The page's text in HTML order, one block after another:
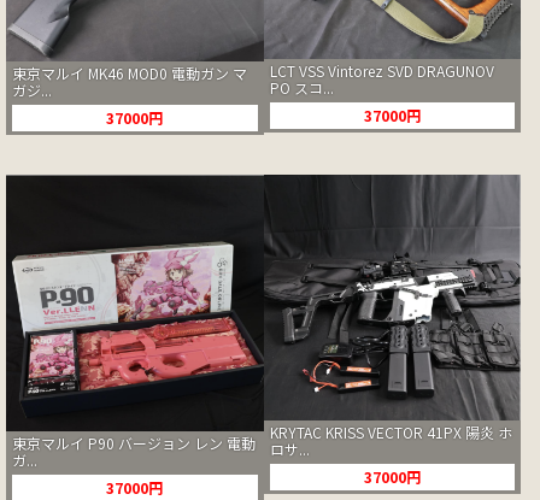
東京マルイ MK46 MOD0 電動ガン マ
ガジ...
37000円
LCT VSS Vintorez SVD DRAGUNOV
PO スコ...
37000円
東京マルイ P90 バージョン レン 電動
ガ...
37000円
KRYTAC KRISS VECTOR 41PX 陽炎 ホ
ロサ...
37000円